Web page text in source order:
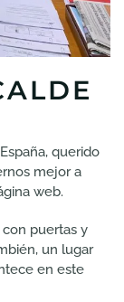
querido
mejor a
web.
puertas y
un lugar
en este